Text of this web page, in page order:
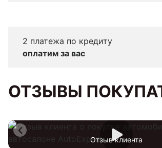
2 платежа по кредиту
оплатим за вас
ОТЗЫВЫ
Отзыв клиента